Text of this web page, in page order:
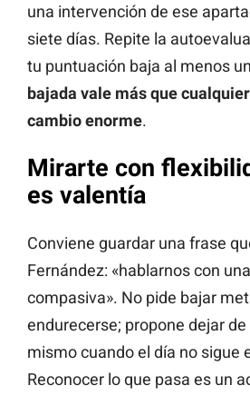
una intervención de ese
siete días. Repite la
tu puntuación baja al menos
bajada vale más que
cambio enorme.
Mirarte con
es valentía
Conviene guardar una frase
Fernández: «hablarnos con
compasiva». No pide bajar
endurecerse; propone dejar
mismo cuando el día no sigue
Reconocer lo que pasa es un